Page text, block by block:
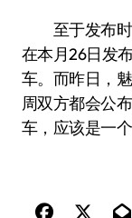
至于发布时
在本月26日发
车。而昨日，
周双方都会公
车，应该是一